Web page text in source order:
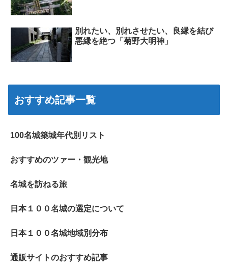
別れたい、別れさせたい、良縁を結び
悪縁を絶つ「菊野大明神」
おすすめ記事一覧
100名城築城年代別リスト
おすすめのツァー・観光地
名城を訪ねる旅
日本１００名城の選定について
日本１００名城地域別分布
通販サイトのおすすめ記事